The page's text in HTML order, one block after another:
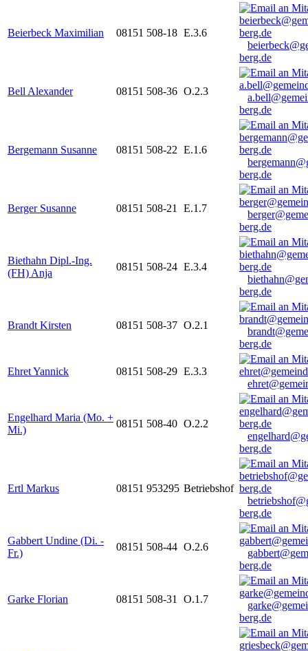
Beierbeck Maximilian 08151 508-18 E.3.6
berg.de
Bell Alexander 08151 508-36 O.2.3
berg.de
Bergemann Susanne 08151 508-22 E.1.6
berg.de
Berger Susanne 08151 508-21 E.1.7
berg.de
Biethahn Dipl.-Ing.
(FH) Anja
08151 508-24 E.3.4
berg.de
Brandt Kirsten 08151 508-37 O.2.1
berg.de
Ehret Yannick 08151 508-29 E.3.3
Engelhard Maria (Mo. +
Mi.)
08151 508-40 O.2.2
berg.de
Ertl Markus 08151 953295 Betriebshof
berg.de
Gabbert Undine (Di. -
Fr.)
08151 508-44 O.2.6
berg.de
Garke Florian 08151 508-31 O.1.7
berg.de